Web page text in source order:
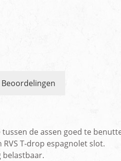
Beoordelingen
de assen goed te
T-drop espagnolet slot.
belastbaar.